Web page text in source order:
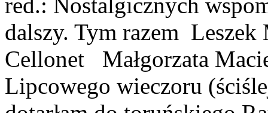
dalszy. Tym razem
Cellonet Małgorzata
Lipcowego wieczoru